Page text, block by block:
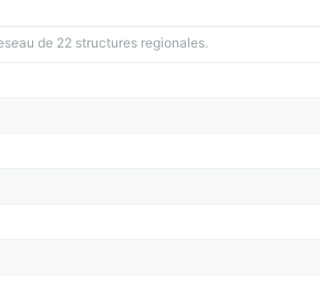
de 22 structures regionales.